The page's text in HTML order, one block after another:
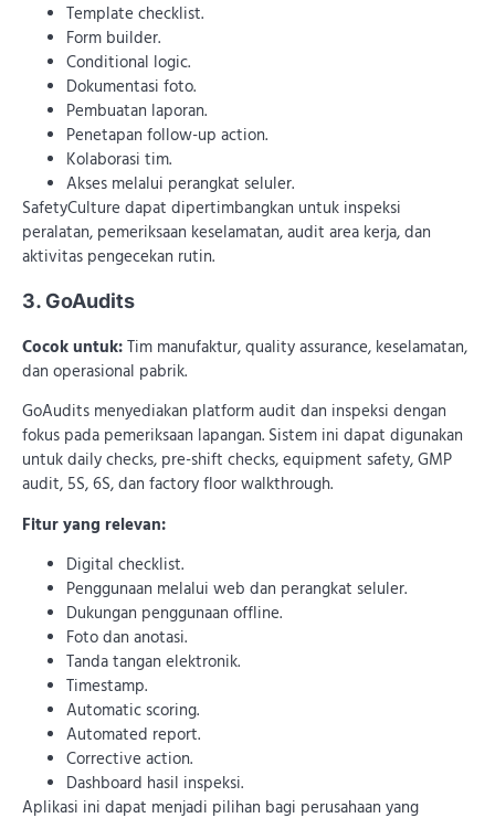
Template checklist.
Form builder.
Conditional logic.
Dokumentasi foto.
Pembuatan laporan.
Penetapan follow-up action.
Kolaborasi tim.
Akses melalui perangkat seluler.
SafetyCulture dapat dipertimbangkan untuk inspeksi
peralatan, pemeriksaan keselamatan, audit area kerja, dan
aktivitas pengecekan rutin.
3. GoAudits
Cocok untuk:Tim manufaktur, quality assurance, keselamatan,
dan operasional pabrik.
GoAudits menyediakan platform audit dan inspeksi dengan
fokus pada pemeriksaan lapangan. Sistem ini dapat digunakan
untuk daily checks, pre-shift checks, equipment safety, GMP
audit, 5S, 6S, dan factory floor walkthrough.
Fitur yang relevan:
Digital checklist.
Penggunaan melalui web dan perangkat seluler.
Dukungan penggunaan offline.
Foto dan anotasi.
Tanda tangan elektronik.
Timestamp.
Automatic scoring.
Automated report.
Corrective action.
Dashboard hasil inspeksi.
Aplikasi ini dapat menjadi pilihan bagi perusahaan yang